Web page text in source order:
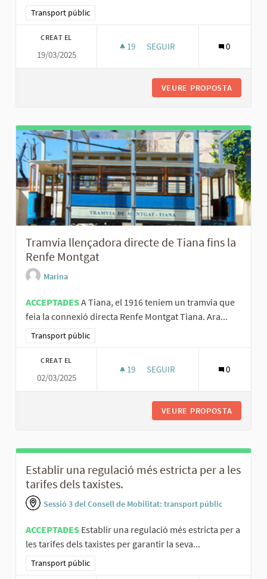
Resultats al filtrar per la categoria: Transport públic
Transport públic
CREAT EL
19/03/2025
19 19 SEGUIDORES
SEGUIR 0
VEURE PROPOSTA
Tramvia llençadora directe de Tiana fins la
Renfe Montgat
Marina
ACCEPTADESA Tiana, el 1916 teniem un tramvia que
feia la connexió directa Renfe Montgat Tiana. Ara...
Resultats al filtrar per la categoria: Transport públic
Transport públic
CREAT EL
02/03/2025
19 19 SEGUIDORES
SEGUIR 0
VEURE PROPOSTA
Establir una regulació més estricta per a les
tarifes dels taxistes.
Sessió 3 del Consell de Mobilitat: transport públic
ACCEPTADES Establir una regulació més estricta per a
les tarifes dels taxistes per garantir la seva...
Resultats al filtrar per la categoria: Transport públic
Transport públic